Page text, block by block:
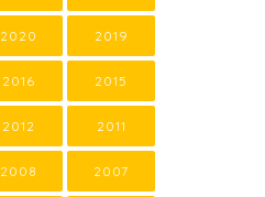
2020 2019
2016 2015
2012 2011
2008 2007